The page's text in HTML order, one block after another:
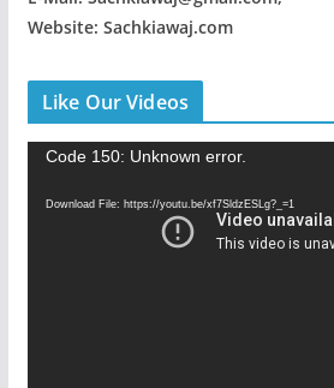
Website: Sachkiawaj.com
Like Our Videos
Code 150: Unknown error.
Download File: https://youtu.be/xf7SldzESLg?_=1